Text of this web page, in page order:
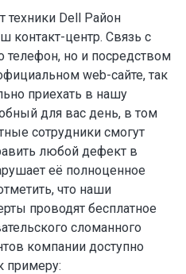
техники Dell Район
контакт-центр. Связь с
телефон, но и посредством
web-сайте, так
приехать в нашу
для вас день, в том
сотрудники смогут
любой дефект в
её полноценное
что наши
проводят бесплатное
сломанного
компании доступно
примеру: